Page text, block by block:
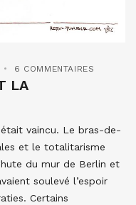
6 COMMENTAIRES
LA
vaincu. Le bras-de-
et le totalitarisme
du mur de Berlin et
soulevé l’espoir
Certains